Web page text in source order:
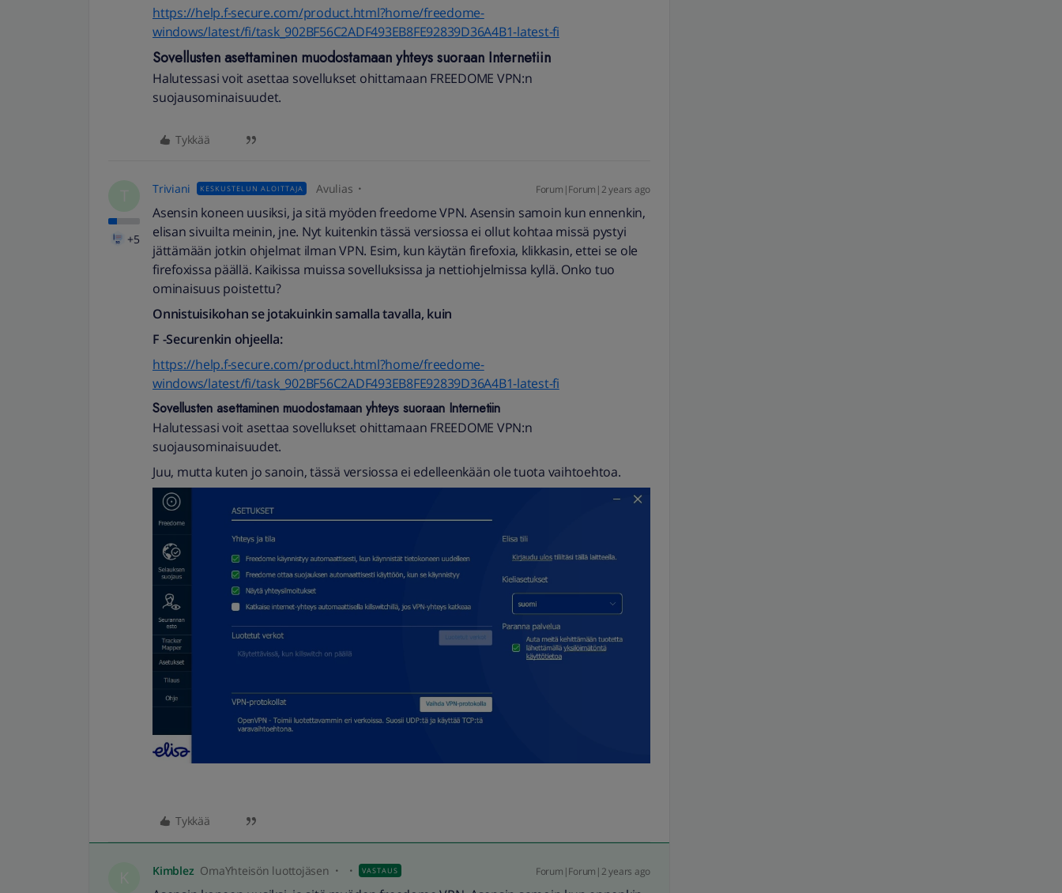
https://help.f-secure.com/product.html?home/freedome-
windows/latest/fi/task_902BF56C2ADF493EB8FE92839D36A4B1-latest-fi
Sovellusten asettaminen muodostamaan yhteys suoraan Internetiin
Halutessasi voit asettaa sovellukset ohittamaan FREEDOME VPN:n
suojausominaisuudet.
Tykkää
+5
Triviani KESKUSTELUN ALOITTAJA Avulias Forum|Forum|2 years ago
Asensin koneen uusiksi, ja sitä myöden freedome VPN. Asensin samoin kun ennenkin,
elisan sivuilta meinin, jne. Nyt kuitenkin tässä versiossa ei ollut kohtaa missä pystyi
jättämään jotkin ohjelmat ilman VPN. Esim, kun käytän firefoxia, klikkasin, ettei se ole
firefoxissa päällä. Kaikissa muissa sovelluksissa ja nettiohjelmissa kyllä. Onko tuo
ominaisuus poistettu?
Onnistuisikohan se jotakuinkin samalla tavalla, kuin
F -Securenkin ohjeella:
https://help.f-secure.com/product.html?home/freedome-
windows/latest/fi/task_902BF56C2ADF493EB8FE92839D36A4B1-latest-fi
Sovellusten asettaminen muodostamaan yhteys suoraan Internetiin
Halutessasi voit asettaa sovellukset ohittamaan FREEDOME VPN:n
suojausominaisuudet.
Juu, mutta kuten jo sanoin, tässä versiossa ei edelleenkään ole tuota vaihtoehtoa.
Tykkää
Kimblez OmaYhteisön luottojäsen VASTAUS Forum|Forum|2 years ago